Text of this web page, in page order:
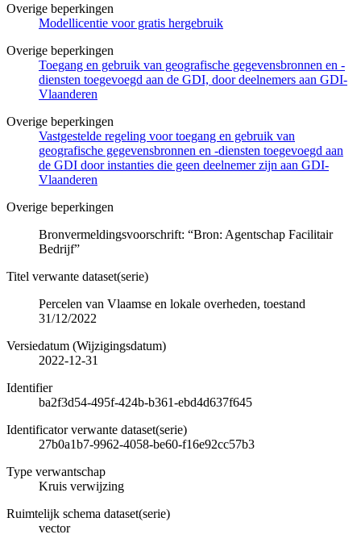
Overige beperkingen
Modellicentie voor gratis hergebruik
Overige beperkingen
Toegang en gebruik van geografische gegevensbronnen en -
diensten toegevoegd aan de GDI, door deelnemers aan GDI-
Vlaanderen
Overige beperkingen
Vastgestelde regeling voor toegang en gebruik van
geografische gegevensbronnen en -diensten toegevoegd aan
de GDI door instanties die geen deelnemer zijn aan GDI-
Vlaanderen
Overige beperkingen
Bronvermeldingsvoorschrift: “Bron: Agentschap Facilitair
Bedrijf”
Titel verwante dataset(serie)
Percelen van Vlaamse en lokale overheden, toestand
31/12/2022
Versiedatum (Wijzigingsdatum)
2022-12-31
Identifier
ba2f3d54-495f-424b-b361-ebd4d637f645
Identificator verwante dataset(serie)
27b0a1b7-9962-4058-be60-f16e92cc57b3
Type verwantschap
Kruis verwijzing
Ruimtelijk schema dataset(serie)
vector